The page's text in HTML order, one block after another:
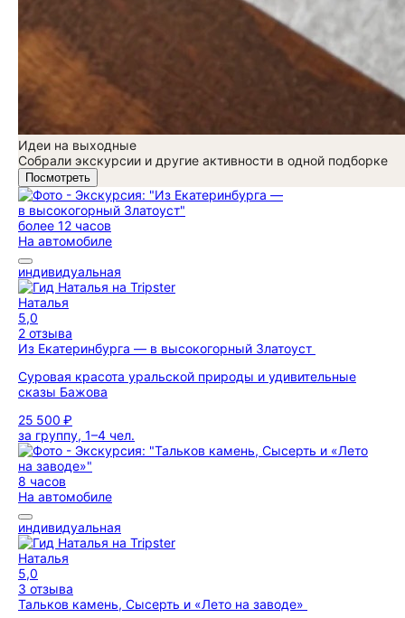
Идеи на выходные
Собрали экскурсии и другие активности в одной подборке
Посмотреть
более 12 часов
На автомобиле
индивидуальная
Наталья
5,0
2 отзыва
Из Екатеринбурга — в высокогорный Златоуст
Суровая красота уральской природы и удивительные
сказы Бажова
25 500 ₽
за группу, 1–4 чел.
8 часов
На автомобиле
индивидуальная
Наталья
5,0
3 отзыва
Тальков камень, Сысерть и «Лето на заводе»